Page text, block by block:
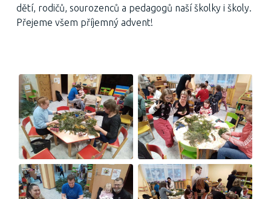
dětí, rodičů, sourozenců a pedagogů naší školky i školy.
Přejeme všem příjemný advent!